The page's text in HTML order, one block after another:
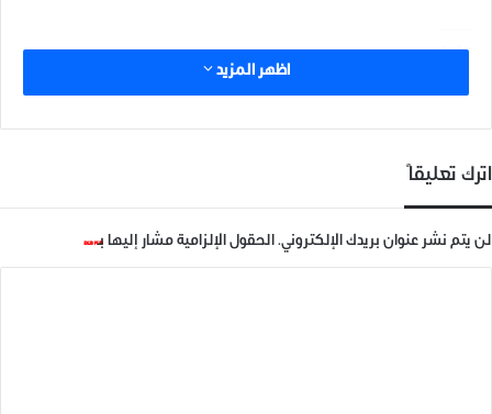
مرتبط
في "ديجتال نيوز"
في "ديجتال نيوز"
اظهر المزيد
اترك تعليقاً
لن يتم نشر عنوان بريدك الإلكتروني. الحقول الإلزامية مشار إليها بـ*